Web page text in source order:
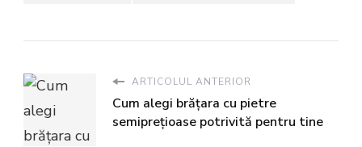
ARTICOLUL ANTERIOR
Cum alegi brățara cu pietre
semiprețioase potrivită pentru tine